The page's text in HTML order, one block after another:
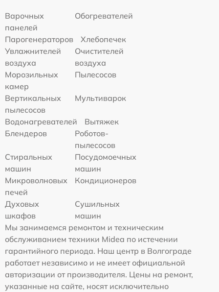
Варочных
панелей
Обогревателей
Парогенераторов
Хлебопечек
Увлажнителей
воздуха
Очистителей
воздуха
Морозильных
камер
Пылесосов
Вертикальных
пылесосов
Мультиварок
Водонагревателей
Вытяжек
Блендеров
Роботов-
пылесосов
Стиральных
машин
Посудомоечных
машин
Микроволновых
печей
Кондиционеров
Духовых
шкафов
Сушильных
машин
Мы занимаемся ремонтом и техническим
обслуживанием техники Midea по истечении
гарантийного периода. Наш центр в Волгограде
работает независимо и не имеет официальной
авторизации от производителя. Цены на ремонт,
указанные на сайте, носят исключительно